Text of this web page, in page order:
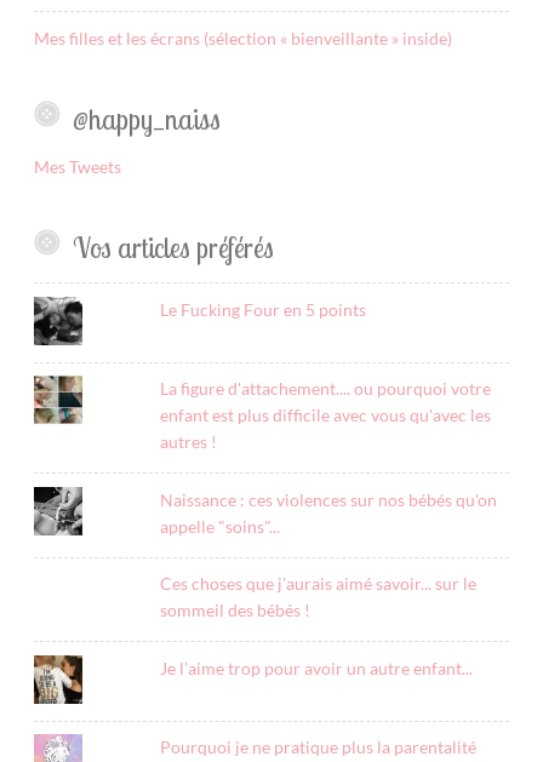
Mes filles et les écrans (sélection « bienveillante » inside)
@happy_naiss
Mes Tweets
Vos articles préférés
Le Fucking Four en 5 points
La figure d'attachement.... ou pourquoi votre
enfant est plus difficile avec vous qu'avec les
autres !
Naissance : ces violences sur nos bébés qu'on
appelle "soins"...
Ces choses que j'aurais aimé savoir... sur le
sommeil des bébés !
Je l'aime trop pour avoir un autre enfant...
Pourquoi je ne pratique plus la parentalité